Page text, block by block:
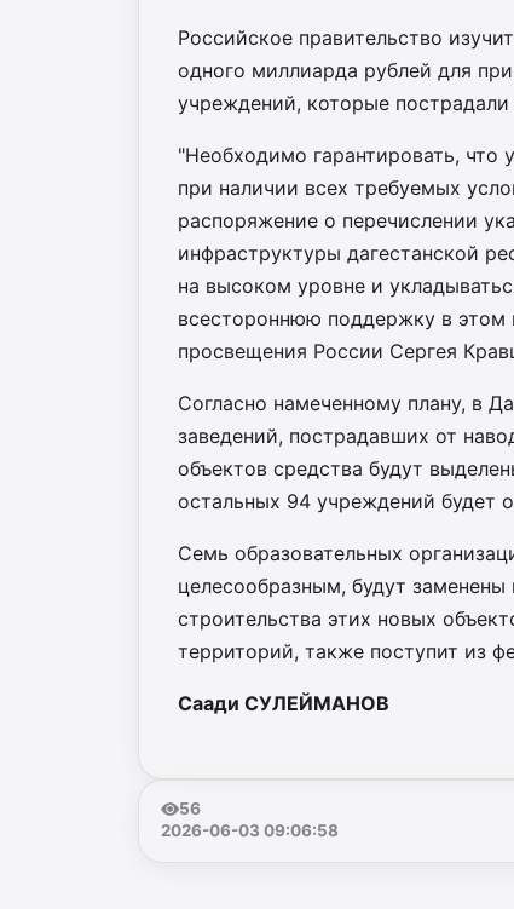
Российское правительство
одного миллиарда рублей для
учреждений, которые пострадали
"Необходимо гарантировать, что
при наличии всех требуемых
распоряжение о перечислении
инфраструктуры дагестанской
на высоком уровне и
всестороннюю поддержку в этом
просвещения России Сергея
Согласно намеченному плану, в
заведений, пострадавших от
объектов средства будут
остальных 94 учреждений будет
Семь образовательных
целесообразным, будут
строительства этих новых
территорий, также поступит из
Саади СУЛЕЙМАНОВ
56
2026-06-03 09:06:58